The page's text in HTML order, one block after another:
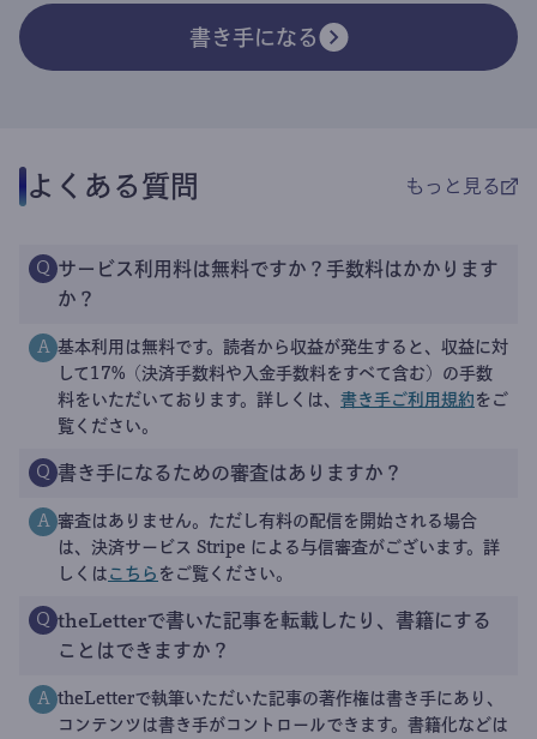
書き手になる
よくある質問 もっと見る
Q サービス利用料は無料ですか？手数料はかかります
か？
A 基本利用は無料です。読者から収益が発生すると、収益に対
して17%（決済手数料や入金手数料をすべて含む）の手数
料をいただいております。詳しくは、 書き手ご利用規約 をご
覧ください。
Q 書き手になるための審査はありますか？
A 審査はありません。ただし有料の配信を開始される場合
は、決済サービス Stripe による与信審査がございます。詳
しくは こちら をご覧ください。
Q theLetterで書いた記事を転載したり、書籍にする
ことはできますか？
A theLetterで執筆いただいた記事の著作権は書き手にあり、
コンテンツは書き手がコントロールできます。書籍化などは